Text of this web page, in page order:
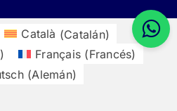
Català (Catalán)
) Français (Francés)
(Alemán)